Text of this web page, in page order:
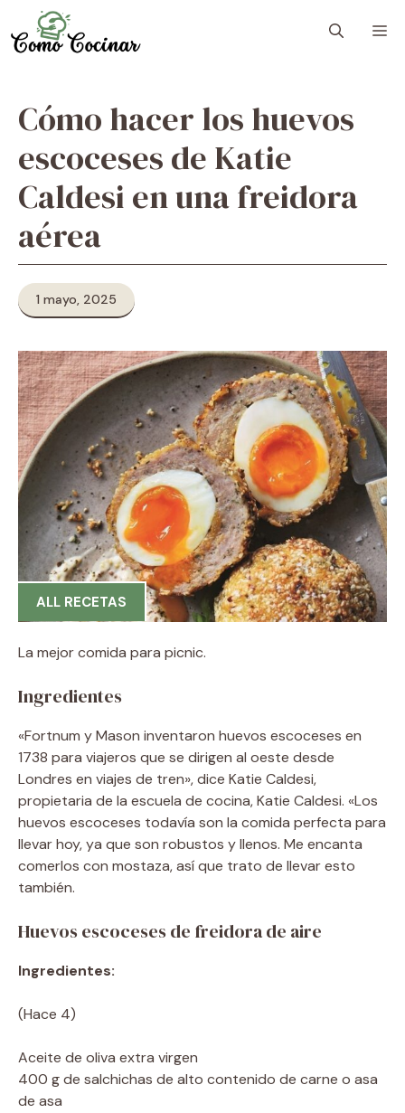
to
content
Cómo hacer los huevos
escoceses de Katie
Caldesi en una freidora
aérea
1 mayo, 2025
ALL RECETAS
La mejor comida para picnic.
Ingredientes
«Fortnum y Mason inventaron huevos escoceses en
1738 para viajeros que se dirigen al oeste desde
Londres en viajes de tren», dice Katie Caldesi,
propietaria de la escuela de cocina, Katie Caldesi. «Los
huevos escoceses todavía son la comida perfecta para
llevar hoy, ya que son robustos y llenos. Me encanta
comerlos con mostaza, así que trato de llevar esto
también.
Huevos escoceses de freidora de aire
Ingredientes:
(Hace 4)
Aceite de oliva extra virgen
400 g de salchichas de alto contenido de carne o asa
de asa